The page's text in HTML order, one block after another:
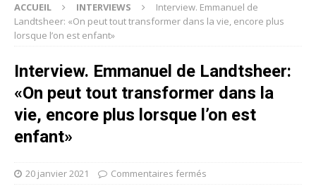
ACCUEIL INTERVIEWS
Interview. Emmanuel de
Landtsheer: «On peut tout transformer dans la vie, encore plus
lorsque l’on est enfant»
Interview. Emmanuel de Landtsheer:
«On peut tout transformer dans la
vie, encore plus lorsque l’on est
enfant»
20 janvier 2021 Commentaires fermés